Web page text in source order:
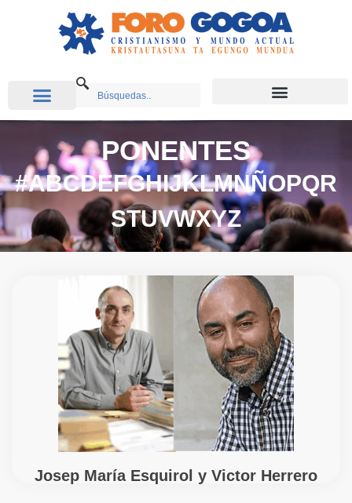
PONENTES
#ABCDEFGHIJKLMNÑOPQR
STUVWXYZ
Josep María Esquirol y Victor Herrero